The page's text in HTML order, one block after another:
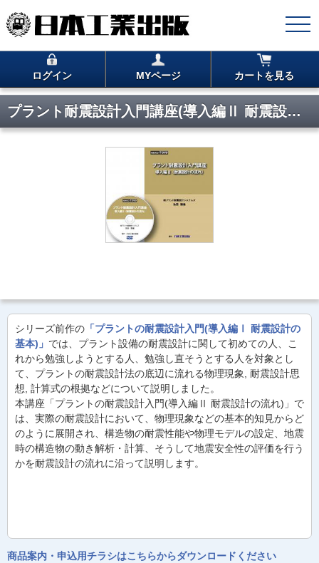
ログイン MYページ カートを見る
プラント耐震設計入門講座(導入編Ⅱ 耐震設計の流れ)
シリーズ前作の 「プラントの耐震設計入門(導入編Ⅰ 耐震設計の
基本)」 では、プラント設備の耐震設計に関して初めての人、こ
れから勉強しようとする人、勉強し直そうとする人を対象とし
て、プラントの耐震設計法の底辺に流れる物理現象, 耐震設計思
想, 計算式の根拠などについて説明しました。
本講座「プラントの耐震設計入門(導入編Ⅱ 耐震設計の流れ)」で
は、実際の耐震設計において、物理現象などの基本的知見からど
のように展開され、構造物の耐震性能や物理モデルの設定、地震
時の構造物の動き解析・計算、そうして地震安全性の評価を行う
かを耐震設計の流れに沿って説明します。
商品案内・申込用チラシはこちらからダウンロードください